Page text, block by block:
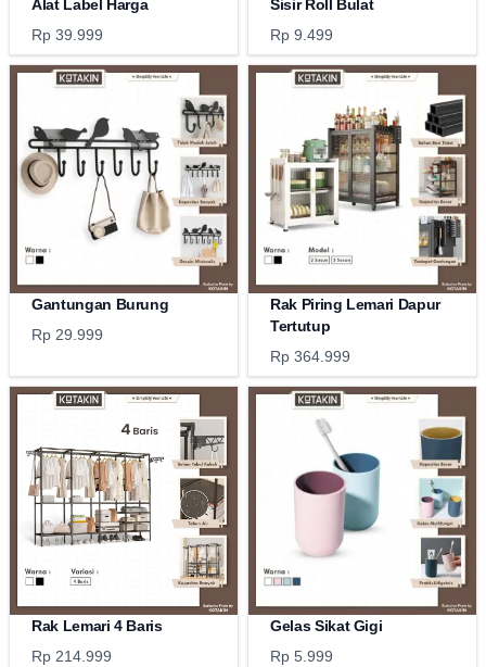
Alat Label Harga
Rp 39.999
Sisir Roll Bulat
Rp 9.499
Gantungan Burung
Rp 29.999
Rak Piring Lemari Dapur
Tertutup
Rp 364.999
Rak Lemari 4 Baris
Rp 214.999
Gelas Sikat Gigi
Rp 5.999